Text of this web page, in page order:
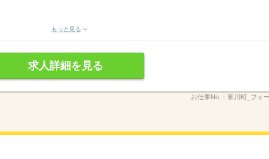
もっと見る
求人詳細を見る
お仕事No.： 寒川町_フォ